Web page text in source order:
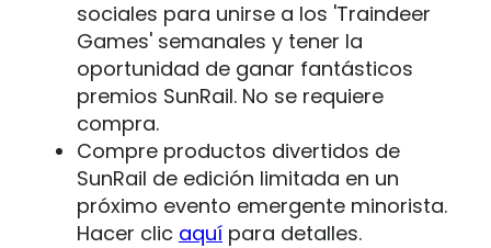
sociales para unirse a los 'Traindeer
Games' semanales y tener la
oportunidad de ganar fantásticos
premios SunRail. No se requiere
compra.
Compre productos divertidos de
SunRail de edición limitada en un
próximo evento emergente minorista.
Hacer clic aquí para detalles.